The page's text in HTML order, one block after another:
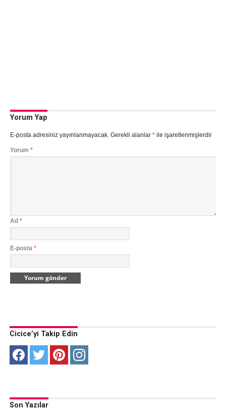
Yorum Yap
E-posta adresiniz yayınlanmayacak. Gerekli alanlar *ile işaretlenmişlerdir
Yorum *
Ad *
E-posta *
Cicice’yi Takip Edin
Son Yazılar